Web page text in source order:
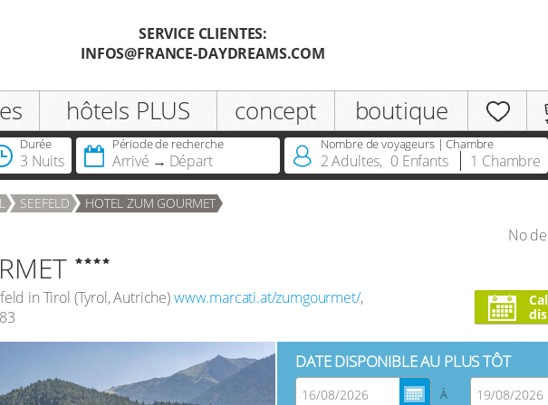
Enregistrer
Civilité
Vous possédez déjà une carte
SERVICE CLIENTES:
INFOS@FRANCE-DAYDREAMS.COM
hôtels PLUS concept boutique
Durée
3 Nuits
Période de recherche
Arrivé Départ
Nombre de voyageurs | Chambre
2 Adultes, 0 Enfants 1 Chambre
SEEFELD HOTEL ZUM GOURMET
No
in Tirol (Tyrol,Autriche)www.marcati.at/zumgourmet/,
DATE DISPONIBLE AU PLUS TÔT
À